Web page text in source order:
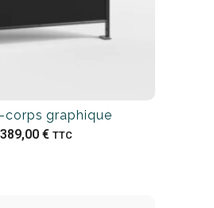
corps graphique
389,00 € TTC